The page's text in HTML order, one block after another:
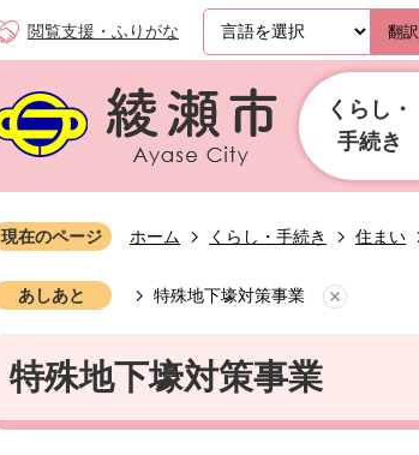
閲覧支援・ふりがな 翻訳
くらし・
手続き
現在のページ ホーム くらし・手続き 住まい
あしあと 特殊地下壕対策事業
特殊地下壕対策事業